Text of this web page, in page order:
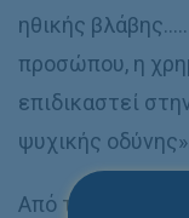
ηθικής
προσώπου, η
επιδικαστεί
ψυχικής οδύνης».
Από τη διάταξη